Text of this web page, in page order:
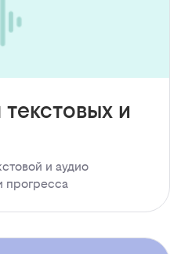
и
и аудио
прогресса